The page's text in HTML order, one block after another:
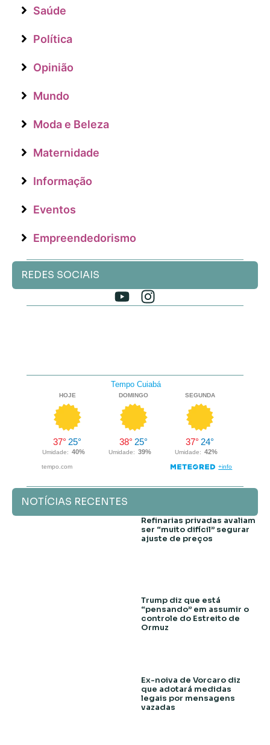
Saúde
Política
Opinião
Mundo
Moda e Beleza
Maternidade
Informação
Eventos
Empreendedorismo
REDES SOCIAIS
NOTÍCIAS RECENTES
Refinarias privadas avaliam
ser “muito difícil” segurar
ajuste de preços
Trump diz que está
“pensando” em assumir o
controle do Estreito de
Ormuz
Ex-noiva de Vorcaro diz
que adotará medidas
legais por mensagens
vazadas